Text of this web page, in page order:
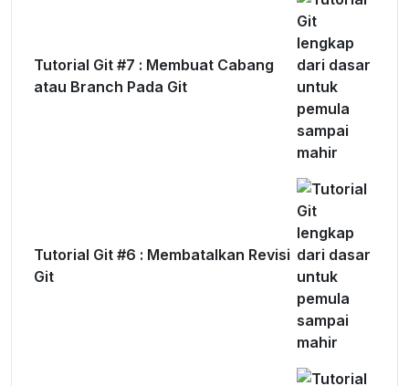
Tutorial Git #7 : Membuat Cabang
atau Branch Pada Git
Tutorial Git #6 : Membatalkan Revisi
Git